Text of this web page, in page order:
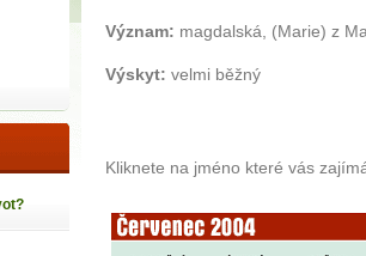
Význam: magdalská, (Marie) z
Výskyt: velmi běžný
Kliknete na jméno které vás